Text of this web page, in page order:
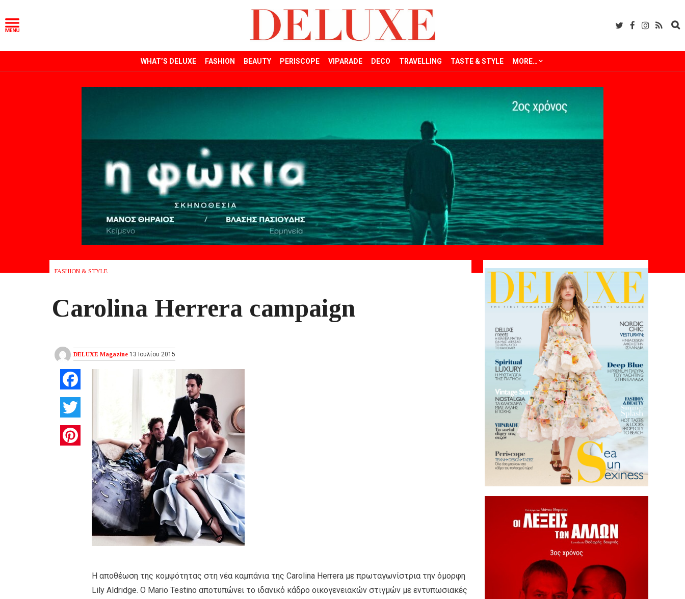
WHAT’S DELUXE FASHION BEAUTY PERISCOPE VIPARADE DECO TRAVELLING TASTE & STYLE MORE…
FASHION & STYLE
Carolina Herrera campaign
DELUXE Magazine 13 Ιουλίου 2015
Η αποθέωση της κομψότητας στη νέα καμπάνια της Carolina Herrera με πρωταγωνίστρια την όμορφη
Lily Aldridge. Ο Mario Testino αποτυπώνει το ιδανικό κάδρο οικογενειακών στιγμών με εντυπωσιακές